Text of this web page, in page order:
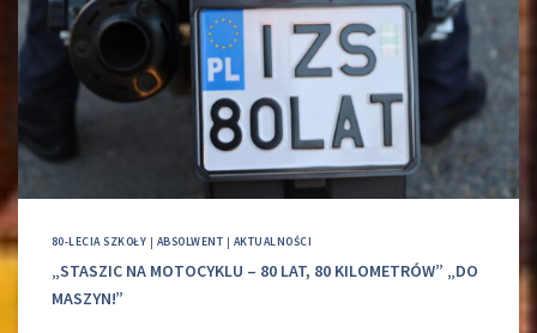
80-LECIA SZKOŁY | ABSOLWENT | AKTUALNOŚCI
„STASZIC NA MOTOCYKLU – 80 LAT, 80 KILOMETRÓW” „DO
MASZYN!”